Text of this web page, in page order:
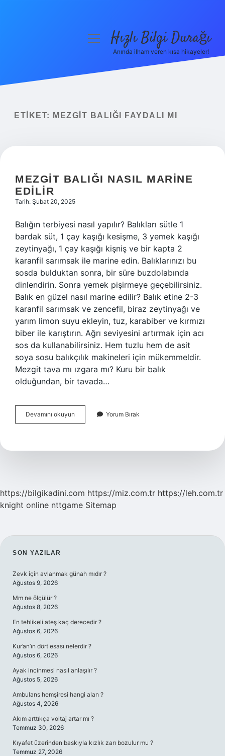
Yasal Uyarı
menüyüHızlı Bilgi Durağı
Anında ilham veren kısa hikayeler!
ETIKET: MEZGIT BALIĞI FAYDALI MI
MEZGIT BALIĞI NASIL MARINE
EDILIR
Tarih: Şubat 20, 2025
Balığın terbiyesi nasıl yapılır? Balıkları sütle 1
bardak süt, 1 çay kaşığı kesişme, 3 yemek kaşığı
zeytinyağı, 1 çay kaşığı kişniş ve bir kapta 2
karanfil sarımsak ile marine edin. Balıklarınızı bu
sosda bulduktan sonra, bir süre buzdolabında
dinlendirin. Sonra yemek pişirmeye geçebilirsiniz.
Balık en güzel nasıl marine edilir? Balık etine 2-3
karanfil sarımsak ve zencefil, biraz zeytinyağı ve
yarım limon suyu ekleyin, tuz, karabiber ve kırmızı
biber ile karıştırın. Ağrı seviyesini artırmak için acı
sos da kullanabilirsiniz. Hem tuzlu hem de asit
soya sosu balıkçılık makineleri için mükemmeldir.
Mezgit tava mı ızgara mı? Kuru bir balık
olduğundan, bir tavada…
Devamını okuyun
Balığı
Edilir
Yorum Bırak
https://bilgikadini.com https://miz.com.tr https://leh.com.tr
knight online nttgame Sitemap
SIDEBAR
SON YAZILAR
Zevk için avlanmak günah mıdır ?
Ağustos 9, 2026
Mm ne ölçülür ?
Ağustos 8, 2026
En tehlikeli ateş kaç derecedir ?
Ağustos 6, 2026
Kur’an’ın dört esası nelerdir ?
Ağustos 6, 2026
Ayak incinmesi nasıl anlaşılır ?
Ağustos 5, 2026
Ambulans hemşiresi hangi alan ?
Ağustos 4, 2026
Akım arttıkça voltaj artar mı ?
Temmuz 30, 2026
Kıyafet üzerinden baskıyla kızlık zarı bozulur mu ?
Temmuz 27, 2026